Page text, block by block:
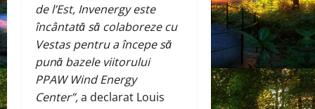
de l’Est, Invenergy este
încântată să colaboreze cu
Vestas pentru a începe să
pună bazele viitorului
PPAW Wind Energy
Center”,a declarat Louis